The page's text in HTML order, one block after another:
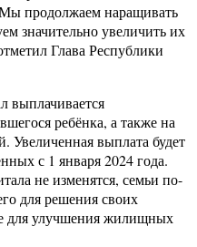
продолжаем наращивать
значительно увеличить их
Глава Республики
выплачивается
ребёнка, а также на
Увеличенная выплата будет
с 1 января 2024 года.
не изменятся, семьи по-
для решения своих
для улучшения жилищных